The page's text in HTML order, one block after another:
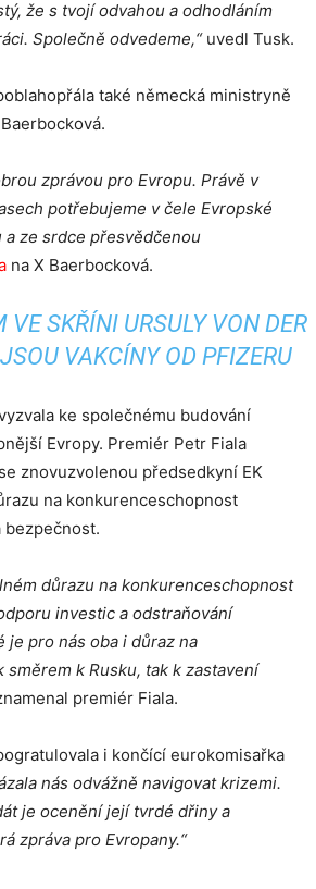
že s tvojí odvahou a odhodláním
Společně odvedeme,“uvedl Tusk.
také německá ministryně
zprávou pro Evropu. Právě v
potřebujeme v čele Evropské
ze srdce přesvědčenou
na X Baerbocková.
SKŘÍNI URSULY VON DER
VAKCÍNY OD PFIZERU
ke společnému budování
Evropy. Premiér Petr Fiala
znovuzvolenou předsedkyní EK
na konkurenceschopnost
bezpečnost.
důrazu na konkurenceschopnost
investic a odstraňování
je pro nás oba i důraz na
směrem k Rusku, tak k zastavení
premiér Fiala.
i končící eurokomisařka
nás odvážně navigovat krizemi.
je ocenění její tvrdé dřiny a
zpráva pro Evropany.“